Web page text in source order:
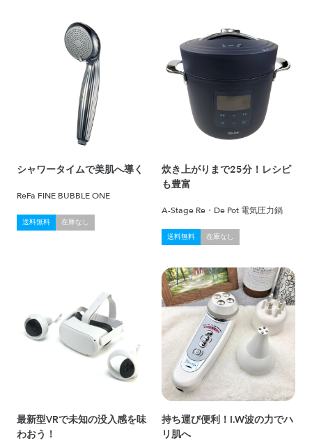
シャワータイムで美肌へ導く
ReFa FINE BUBBLE ONE
送料無料 在庫なし
炊き上がりまで25分！レシピ
も豊富
A-Stage Re・De Pot 電気圧力鍋
送料無料 在庫なし
最新型VRで未知の没入感を味
わおう！
持ち運び便利！I.W波の力でハ
リ肌へ